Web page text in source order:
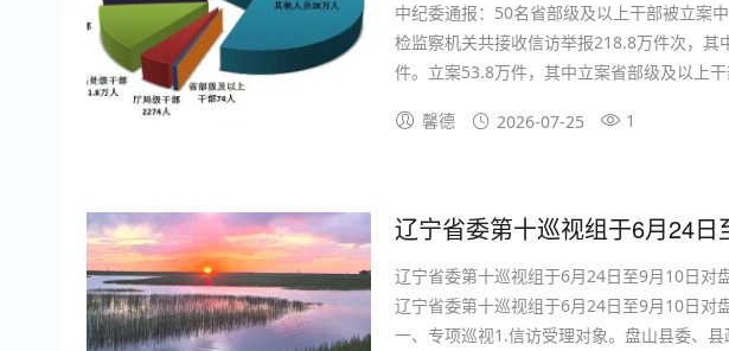
中纪委通报：50名省部级及以上干部被立案
检监察机关共接收信访举报218.8万件次，
件。立案53.8万件，其中立案省部级及以上
馨德
2026-07-25 1
辽宁省委第十巡视组于6月24日至9月10日对
辽宁省委第十巡视组于6月24日至9月10日对
一、专项巡视1.信访受理对象。盘山县委、